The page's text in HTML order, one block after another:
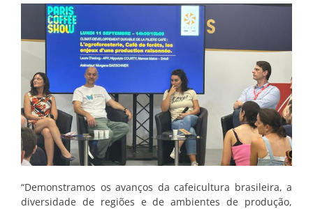
“Demonstramos os avanços da cafeicultura brasileira, a
diversidade de regiões e de ambientes de produção,